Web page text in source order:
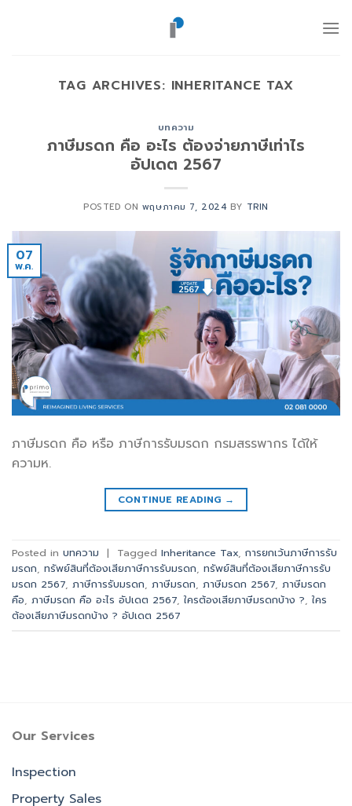
TAG ARCHIVES: INHERITANCE TAX
บทความ
ภาษีมรดก คือ อะไร ต้องจ่ายภาษีเท่าไร
อัปเดต 2567
POSTED ON พฤษภาคม 7, 2024 BY TRIN
07
พ.ค.
ภาษีมรดก คือ หรือ ภาษีการรับมรดก กรมสรรพากร ได้ให้
ความห.
CONTINUE READING →
Posted in บทความ | Tagged Inheritance Tax, การยกเว้นภาษีการรับ
มรดก, ทรัพย์สินที่ต้องเสียภาษีการรับมรดก, ทรัพย์สินที่ต้องเสียภาษีการรับ
มรดก 2567, ภาษีการรับมรดก, ภาษีมรดก, ภาษีมรดก 2567, ภาษีมรดก
คือ, ภาษีมรดก คือ อะไร อัปเดต 2567,ใครต้องเสียภาษีมรดกบ้าง ?,ใคร
ต้องเสียภาษีมรดกบ้าง ? อัปเดต 2567
Our Services
Inspection
Property Sales